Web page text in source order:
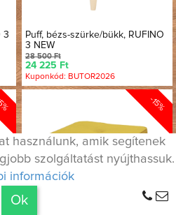
RENDELÉSRE!
3
Puff, bézs-szürke/bükk, RUFINO
3 NEW
28 500 Ft
24 225 Ft
Kuponkód: BUTOR2026
-15%
használunk, amik segítenek
szolgáltatást nyújthassuk.
információk
Ok